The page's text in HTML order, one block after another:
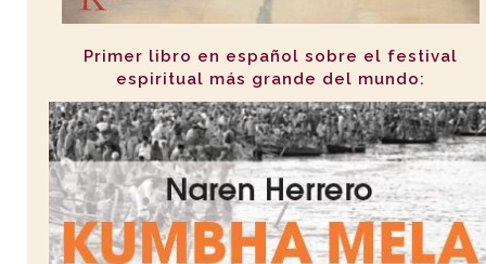
Primer libro en español sobre el festival
espiritual más grande del mundo: